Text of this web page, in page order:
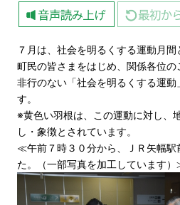
７月は、社会を明るくする運動月間
町民の皆さまをはじめ、関係各位
非行のない「社会を明るくする運動
す。
※黄色い羽根は、この運動に対し、
し・象徴とされています。
≪午前７時３０分から、ＪＲ矢幅駅
た。（一部写真を加工しています